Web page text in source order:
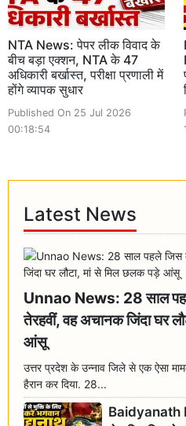
NTA News: पेपर लीक विवाद के
बीच बड़ा एक्शन, NTA के 47
अधिकारी बर्खास्त, परीक्षा प्रणाली में
होंगे व्यापक सुधार
Published On 25 Jul 2026
00:18:54
Latest News
Unnao News: 28 साल
तेरहवीं, वह अचानक जिंदा घर
आंसू
उत्तर प्रदेश के उन्नाव जिले से एक ऐसा
हैरान कर दिया. 28...
Baidyanath